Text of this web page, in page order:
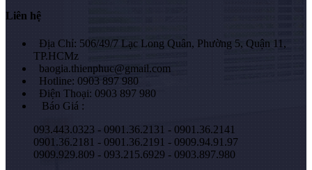
Liên hệ
Địa Chỉ: 506/49/7 Lạc Long Quân, Phường 5, Quận 11,
TP.HCMz
baogia.thienphuc@gmail.com
Hotline: 0903 897 980
Điện Thoại: 0903 897 980
Báo Giá :
093.443.0323 - 0901.36.2131 - 0901.36.2141
0901.36.2181 - 0901.36.2191 - 0909.94.91.97
0909.929.809 - 093.215.6929 - 0903.897.980